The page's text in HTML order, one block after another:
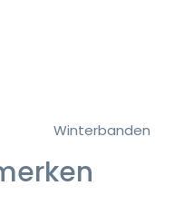
Winterbanden